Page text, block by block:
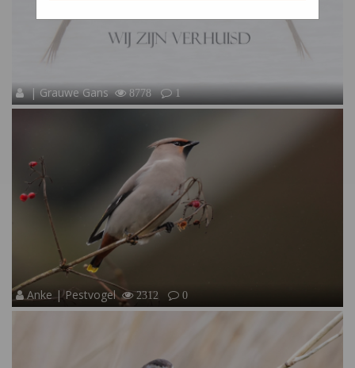
| Grauwe Gans 8778 1
Anke | Pestvogel 2312 0